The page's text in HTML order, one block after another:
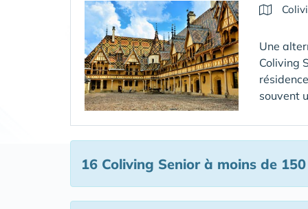
Une
Coliving
souvent
16 Coliving Seniorà moins de